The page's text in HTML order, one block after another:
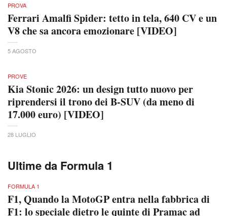
PROVA
Ferrari Amalfi Spider: tetto in tela, 640 CV e un
V8 che sa ancora emozionare [VIDEO]
5 AGOSTO
PROVE
Kia Stonic 2026: un design tutto nuovo per
riprendersi il trono dei B-SUV (da meno di
17.000 euro) [VIDEO]
28 LUGLIO
Ultime da Formula 1
FORMULA 1
F1, Quando la MotoGP entra nella fabbrica di
F1: lo speciale dietro le quinte di Pramac ad